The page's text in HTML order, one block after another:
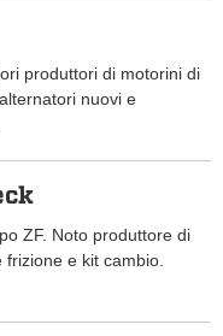
produttori di motorini di
nuovi e
ZF. Noto produttore di
e kit cambio.